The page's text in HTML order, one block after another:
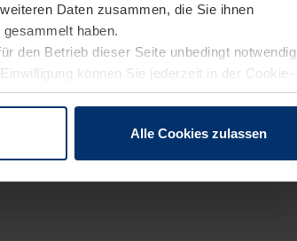
Daten zusammen, die Sie ihnen
haben.
den Betrieb dieser Seite unbedingt notwendig
können Sie jederzeit in der Cookie-
oder widerrufen.
Alle Cookies zulassen